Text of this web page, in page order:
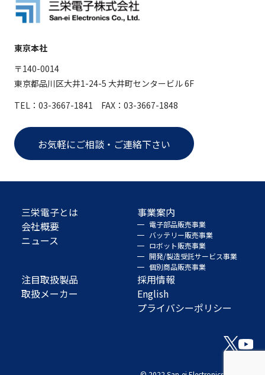
東京本社
〒140-0014
東京都品川区大井1-24-5 大井町センタービル 6F
TEL：03-3667-1841 FAX：03-3667-1848
お気軽にご相談・ご連絡下さい
三栄電子とは
会社概要
ニュース
事業案内
電子部品販売事業
バッテリー販売事業
ロボット販売事業
開発/製造受託サービス事業
個別商品販売事業
注目取扱製品
取扱メーカー
採用情報
English
プライバシーポリシー